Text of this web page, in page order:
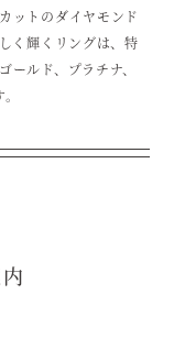
ットのダイヤモンド
く輝くリングは、特
ルド、プラチナ、